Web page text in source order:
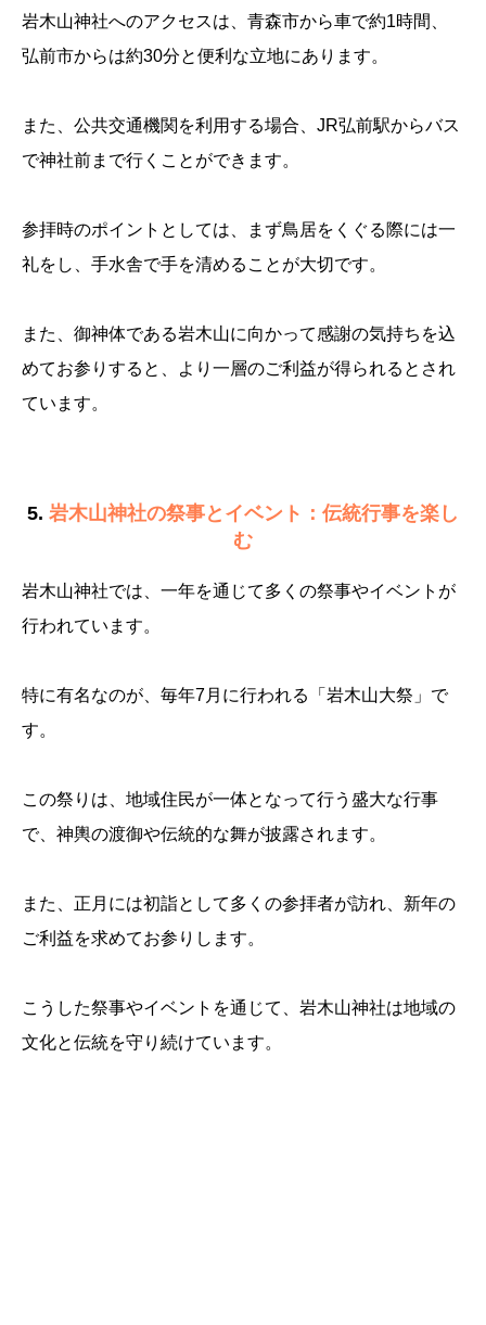
岩木山神社へのアクセスは、青森市から車で約1時間、
弘前市からは約30分と便利な立地にあります。
また、公共交通機関を利用する場合、JR弘前駅からバス
で神社前まで行くことができます。
参拝時のポイントとしては、まず鳥居をくぐる際には一
礼をし、手水舎で手を清めることが大切です。
また、御神体である岩木山に向かって感謝の気持ちを込
めてお参りすると、より一層のご利益が得られるとされ
ています。
5. 岩木山神社の祭事とイベント：伝統行事を楽し
む
岩木山神社では、一年を通じて多くの祭事やイベントが
行われています。
特に有名なのが、毎年7月に行われる「岩木山大祭」で
す。
この祭りは、地域住民が一体となって行う盛大な行事
で、神輿の渡御や伝統的な舞が披露されます。
また、正月には初詣として多くの参拝者が訪れ、新年の
ご利益を求めてお参りします。
こうした祭事やイベントを通じて、岩木山神社は地域の
文化と伝統を守り続けています。